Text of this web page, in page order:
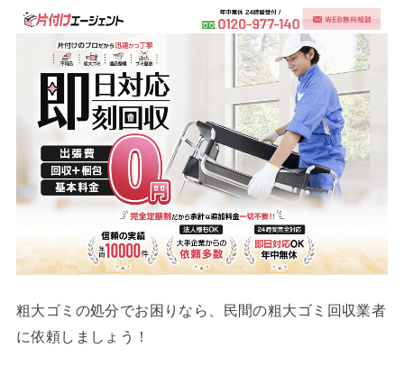
粗大ゴミの処分でお困りなら、民間の粗大ゴミ回収業者
に依頼しましょう！